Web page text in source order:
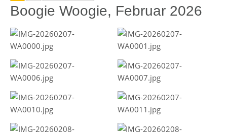
Boogie Woogie, Februar 2026